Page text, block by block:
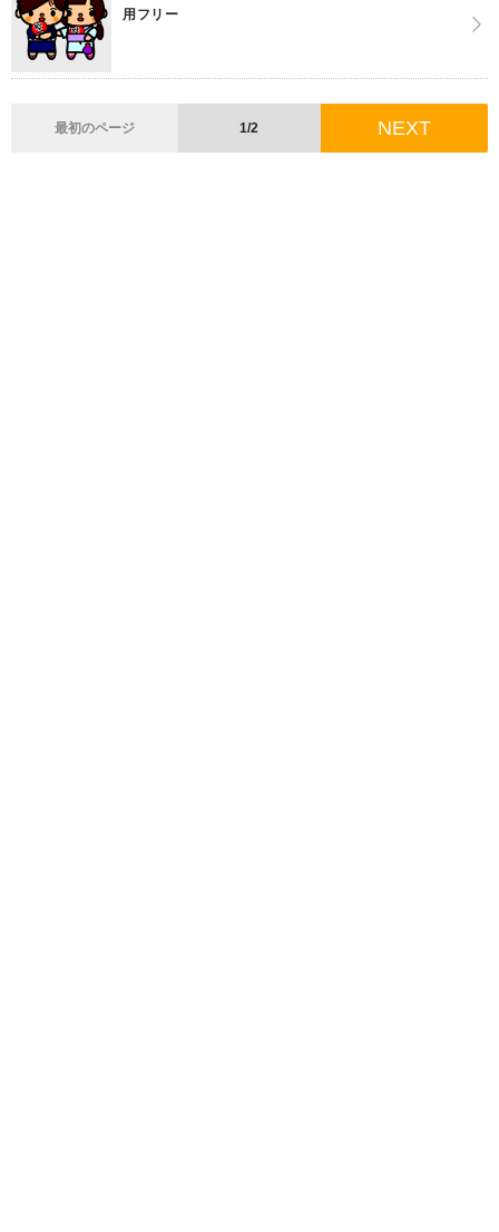
用フリー
最初のページ 1/2 NEXT